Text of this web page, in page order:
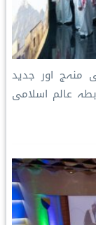
اور جدید
عالم اسلامی